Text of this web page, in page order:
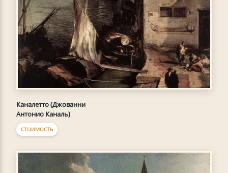
Каналетто (Джованни
Антонио Каналь)
СТОИМОСТЬ